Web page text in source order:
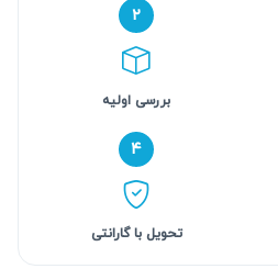
۲
بررسی اولیه
۴
تحویل با گارانتی